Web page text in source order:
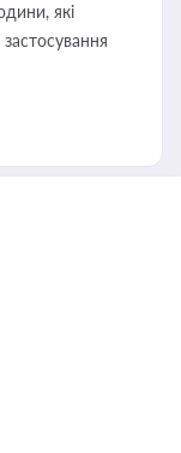
які